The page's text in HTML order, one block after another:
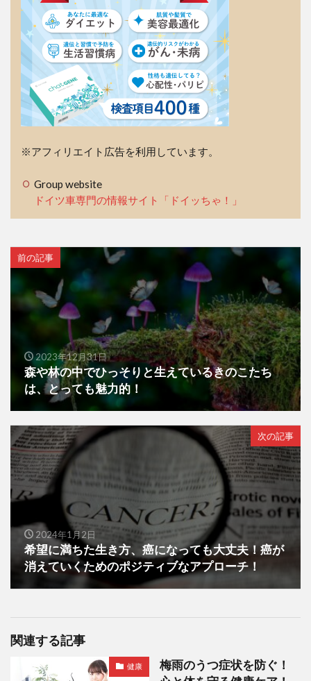
※アフィリエイト広告を利用しています。
Group website
ドイツ車専門の情報サイト「ドイッちゃ！」
前の記事
2023年12月31日
森や林の中でひっそりと生えているきのこたち
は、とっても魅力的！
次の記事
2024年1月2日
希望に満ちた生き方、癌になっても大丈夫！癌が
消えていくためのポジティブなアプローチ！
関連する記事
健康
梅雨のうつ症状を防ぐ！